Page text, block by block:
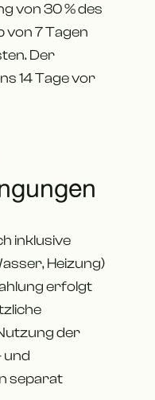
von 30 % des
von 7 Tagen
Der
14 Tage vor
inklusive
Heizung)
erfolgt
der
und
separat